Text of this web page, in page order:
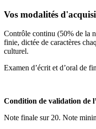
Vos modalités
Contrôle continu (50% de la
finie, dictée de caractères
culturel.
Examen d’écrit et d’oral de
Condition de validation de
Note finale sur 20. Note